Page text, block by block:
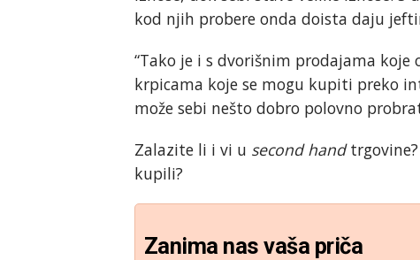
kod njih probere onda doista daju
“Tako je i s dvorišnim prodajama
krpicama koje se mogu kupiti preko
može sebi nešto dobro polovno
Zalazite li i vi u second handtrgovine?
kupili?
Zanima nas vaša priča